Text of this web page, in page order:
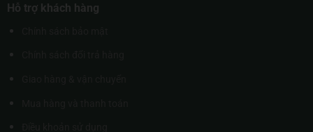
Hỗ trợ khách hàng